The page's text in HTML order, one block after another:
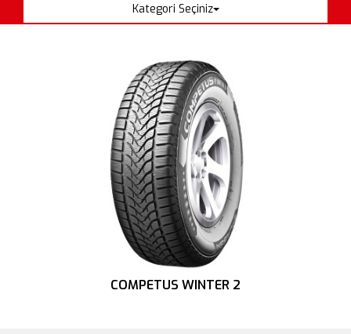
Kategori Seçiniz
COMPETUS WINTER 2